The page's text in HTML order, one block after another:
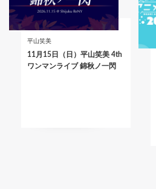
平山笑美
11月15日（日）平山笑美 4th
ワンマンライブ 錦秋ノ一閃